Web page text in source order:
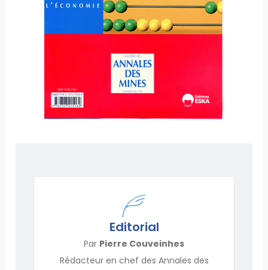
Editorial
Par Pierre Couveinhes
Rédacteur en chef des Annales des